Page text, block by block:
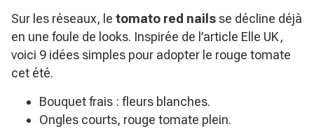
Sur les réseaux, le tomato red nails se décline déjà
en une foule de looks. Inspirée de l’article Elle UK,
voici 9 idées simples pour adopter le rouge tomate
cet été.
Bouquet frais : fleurs blanches.
Ongles courts, rouge tomate plein.